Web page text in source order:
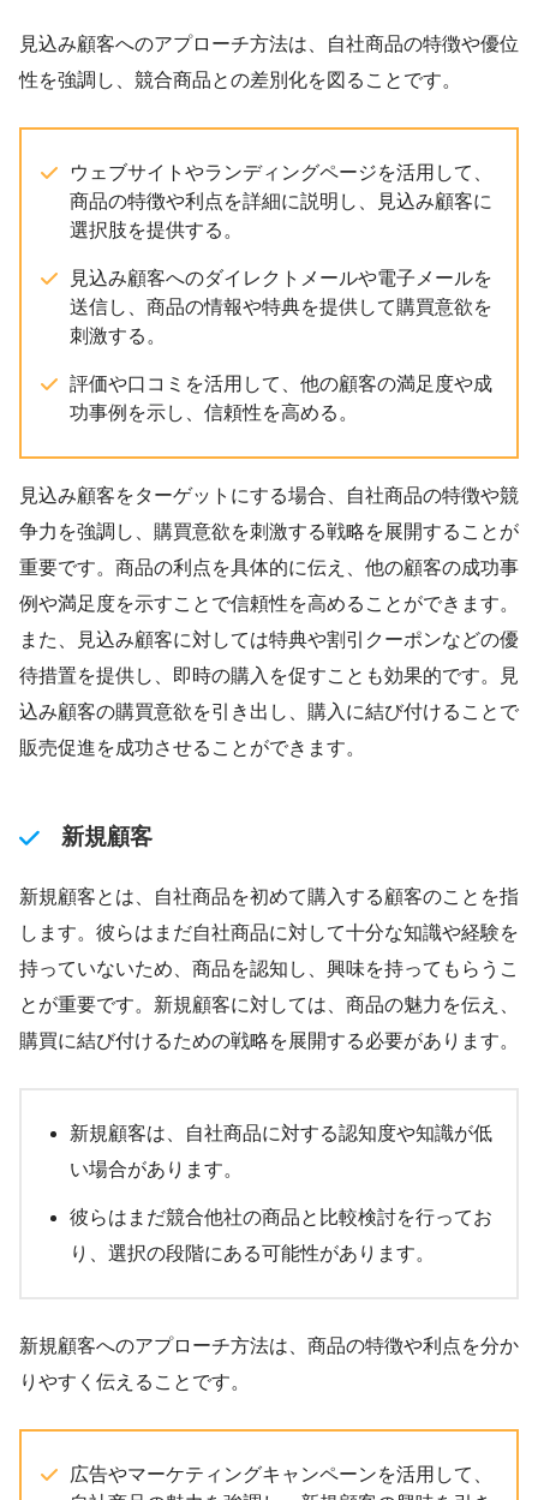
見込み顧客へのアプローチ方法は、自社商品の特徴や優位
性を強調し、競合商品との差別化を図ることです。
ウェブサイトやランディングページを活用して、
商品の特徴や利点を詳細に説明し、見込み顧客に
選択肢を提供する。
見込み顧客へのダイレクトメールや電子メールを
送信し、商品の情報や特典を提供して購買意欲を
刺激する。
評価や口コミを活用して、他の顧客の満足度や成
功事例を示し、信頼性を高める。
見込み顧客をターゲットにする場合、自社商品の特徴や競
争力を強調し、購買意欲を刺激する戦略を展開することが
重要です。商品の利点を具体的に伝え、他の顧客の成功事
例や満足度を示すことで信頼性を高めることができます。
また、見込み顧客に対しては特典や割引クーポンなどの優
待措置を提供し、即時の購入を促すことも効果的です。見
込み顧客の購買意欲を引き出し、購入に結び付けることで
販売促進を成功させることができます。
新規顧客
新規顧客とは、自社商品を初めて購入する顧客のことを指
します。彼らはまだ自社商品に対して十分な知識や経験を
持っていないため、商品を認知し、興味を持ってもらうこ
とが重要です。新規顧客に対しては、商品の魅力を伝え、
購買に結び付けるための戦略を展開する必要があります。
新規顧客は、自社商品に対する認知度や知識が低
い場合があります。
彼らはまだ競合他社の商品と比較検討を行ってお
り、選択の段階にある可能性があります。
新規顧客へのアプローチ方法は、商品の特徴や利点を分か
りやすく伝えることです。
広告やマーケティングキャンペーンを活用して、